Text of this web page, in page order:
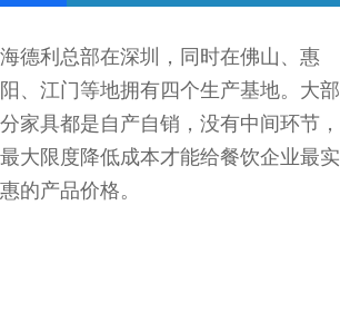
海德利总部在深圳，同时在佛山、惠
阳、江门等地拥有四个生产基地。大部
分家具都是自产自销，没有中间环节，
最大限度降低成本才能给餐饮企业最实
惠的产品价格。